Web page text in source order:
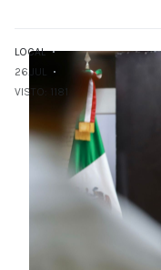
LOCAL
26.JUL
VISTO: 1181